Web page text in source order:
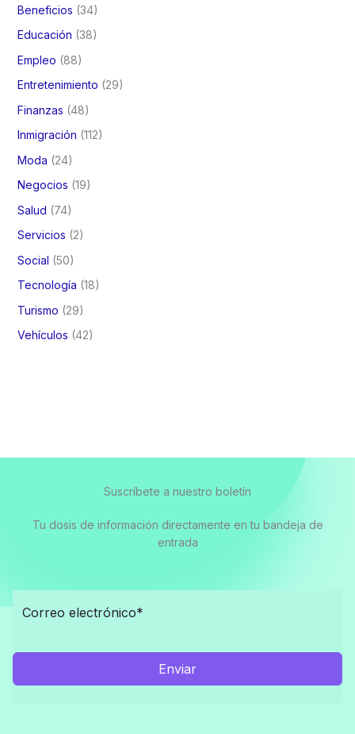
Beneficios (34)
Educación (38)
Empleo (88)
Entretenimiento (29)
Finanzas (48)
Inmigración (112)
Moda (24)
Negocios (19)
Salud (74)
Servicios (2)
Social (50)
Tecnología (18)
Turismo (29)
Vehículos (42)
Suscríbete a nuestro boletín
Tu dosis de información directamente en tu bandeja de
entrada
Enviar